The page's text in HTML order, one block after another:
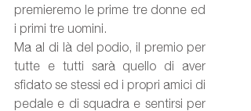
premieremo le prime tre donne ed
i primi tre uomini.
Ma al di là del podio, il premio per
tutte e tutti sarà quello di aver
sfidato se stessi ed i propri amici di
pedale e di squadra e sentirsi per